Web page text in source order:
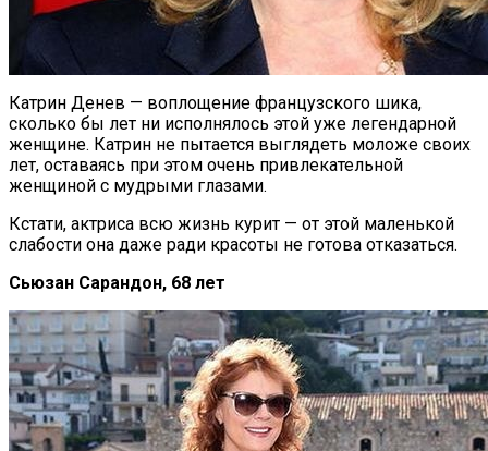
Катрин Денев — воплощение французского шика,
сколько бы лет ни исполнялось этой уже легендарной
женщине. Катрин не пытается выглядеть моложе своих
лет, оставаясь при этом очень привлекательной
женщиной с мудрыми глазами.
Кстати, актриса всю жизнь курит — от этой маленькой
слабости она даже ради красоты не готова отказаться.
Сьюзан Сарандон, 68 лет